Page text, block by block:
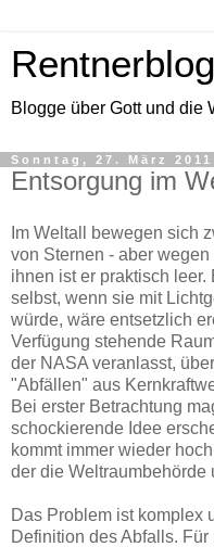
Rentnerblog
Blogge über Gott und die
Sonntag, 27. März 2011
Entsorgung im
Im Weltall bewegen sich
von Sternen - aber
ihnen ist er praktisch
selbst, wenn sie mit
würde, wäre entsetzlich
Verfügung stehende
der NASA veranlasst,
"Abfällen" aus
Bei erster Betrachtung
schockierende Idee
kommt immer wieder
der die Weltraumbehörde
Das Problem ist komplex
Definition des Abfalls.